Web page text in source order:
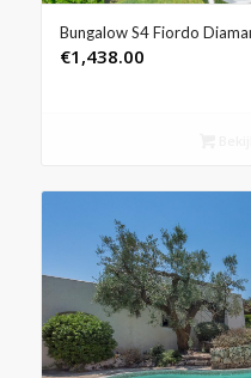
Bungalow S4 Fiordo
€1,438.00